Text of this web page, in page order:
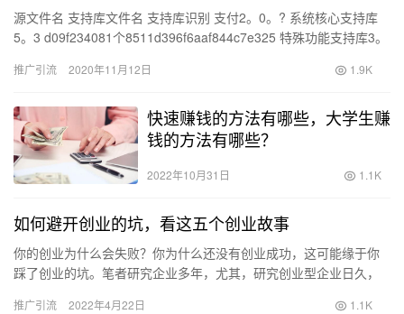
源文件名 支持库文件名 支持库识别 支付2。0。? 系统核心支持库
5。3 d09f234081个8511d396f6aaf844c7e325 特殊功能支持库3。
推广引流 2020年11月12日 1.9K
快速赚钱的方法有哪些，大学生赚
钱的方法有哪些？
2022年10月31日 1.1K
如何避开创业的坑，看这五个创业故事
你的创业为什么会失败？你为什么还没有创业成功，这可能缘于你
踩了创业的坑。笔者研究企业多年，尤其，研究创业型企业日久，
推广引流 2022年4月22日 1.1K